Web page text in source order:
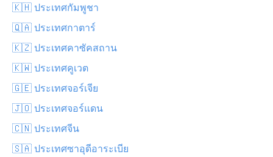
🇰🇭 ประเทศกัมพูชา
🇶🇦 ประเทศกาตาร์
🇰🇿 ประเทศคาซัคสถาน
🇰🇼 ประเทศคูเวต
🇬🇪 ประเทศจอร์เจีย
🇯🇴 ประเทศจอร์แดน
🇨🇳 ประเทศจีน
🇸🇦 ประเทศซาอุดีอาระเบีย